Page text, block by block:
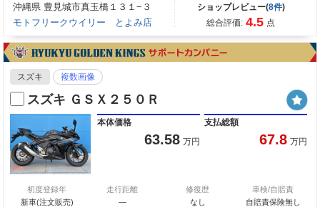
沖縄県 豊見城市真玉橋１３１−３
モトフリークウイリー とよみ店
ショップレビュー(8件)
総合評価: 4.5 点
スズキ 複数画像
スズキ ＧＳＸ２５０Ｒ
本体価格
63.58 万円
支払総額
67.8 万円
初度登録年
新車(注文販売)
走行距離
―
修復歴
なし
車検/自賠責
自賠責保険無し